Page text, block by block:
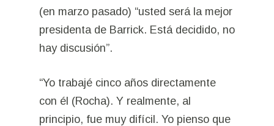
(en marzo pasado) “usted será la mejor
presidenta de Barrick. Está decidido, no
hay discusión”.
“Yo trabajé cinco años directamente
con él (Rocha). Y realmente, al
principio, fue muy difícil. Yo pienso que